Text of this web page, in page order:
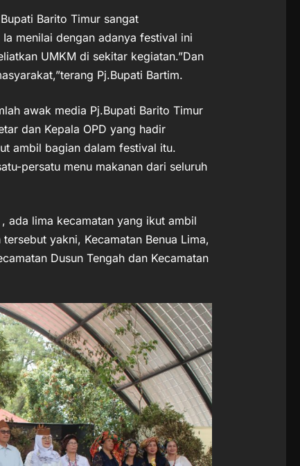
Barito Timur sangat
menilai dengan adanya festival ini
UMKM di sekitar kegiatan.”Dan
Pj.Bupati Bartim.
awak media Pj.Bupati Barito Timur
dan Kepala OPD yang hadir
ambil bagian dalam festival itu.
persatu menu makanan dari seluruh
ada lima kecamatan yang ikut ambil
yakni, Kecamatan Benua Lima,
Dusun Tengah dan Kecamatan